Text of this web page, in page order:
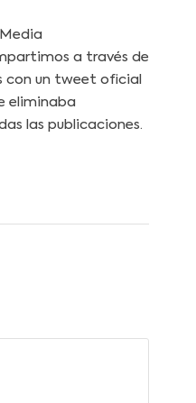
a través de
con un tweet oficial
eliminaba
las publicaciones.